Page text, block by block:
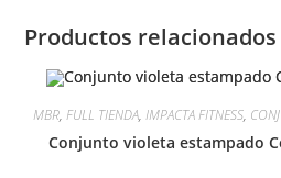
Productos relacionados
MBR, FULL TIENDA, IMPACTA FITNESS,
Conjunto violeta estampado